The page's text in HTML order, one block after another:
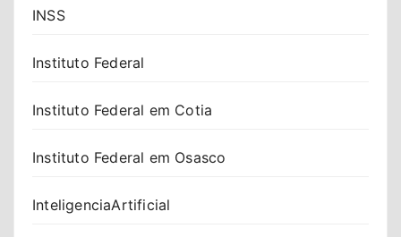
INSS
Instituto Federal
Instituto Federal em Cotia
Instituto Federal em Osasco
InteligenciaArtificial